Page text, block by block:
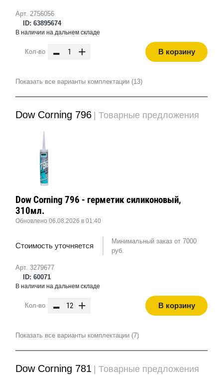
Арт. 2756056
ID: 63895674
В наличии на дальнем складе
Кол-во - + В корзину
Показать все варианты комплектации (13)
Dow Corning 796 | Товарные предложения
Арт. 3279677
ID: 60071
Dow Corning 796 - герметик силиконовый,
310мл.
Обновлено 06.08.2026 в 01:40
Стоимость уточняется
Минимальный заказ от 7000
руб.
В наличии на дальнем складе
Кол-во - + В корзину
Показать все варианты комплектации (7)
Dow Corning 781 | Товарные предложения